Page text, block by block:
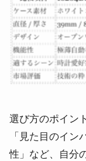
選び方のポイン
「見た目のイ
性」など、自分